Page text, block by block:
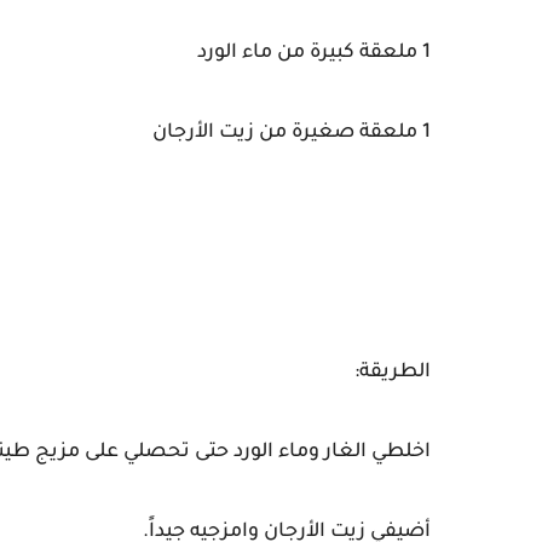
1 ملعقة كبيرة من ماء الورد
1 ملعقة صغيرة من زيت الأرجان
الطريقة:
اخلطي الغار وماء الورد حتى تحصلي على مزيج
أضيفي زيت الأرجان وامزجيه جيداً.